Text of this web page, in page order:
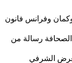
وفرانس فانون
رسالة من
الشرفي